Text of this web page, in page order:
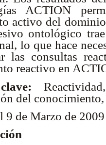
ACTION
activo del
ontológico
lo que hace
las consultas
reactivo en
clave:
del
9 de Marzo de